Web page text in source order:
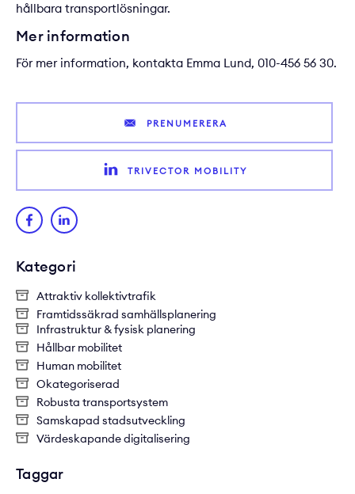
Kategori
Attraktiv kollektivtrafik
Framtidssäkrad samhällsplanering
Infrastruktur & fysisk planering
Hållbar mobilitet
Human mobilitet
Okategoriserad
Robusta transportsystem
Samskapad stadsutveckling
Värdeskapande digitalisering
Taggar
hållbara transportlösningar.
Mer information
För mer information, kontakta Emma Lund, 010-456 56 30.
PRENUMERERA
TRIVECTOR MOBILITY